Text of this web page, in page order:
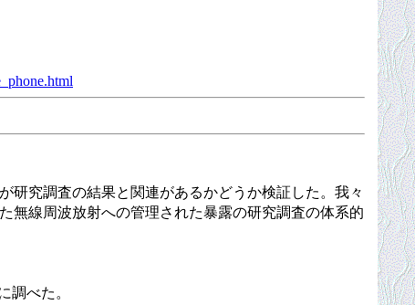
究調査の結果と関連があるかどうか検証した。我々
無線周波放射への管理された暴露の研究調査の体系的
調べた。